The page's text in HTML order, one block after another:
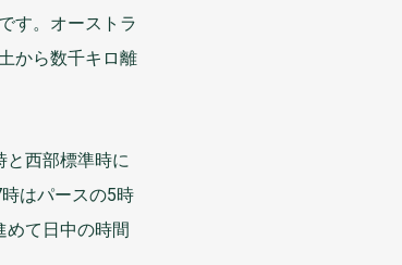
です。オーストラ
から数千キロ離
と西部標準時に
はパースの5時
めて 日中の時間